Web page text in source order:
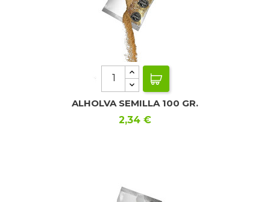
ALHOLVA SEMILLA 100 GR.
Precio
2,34 €